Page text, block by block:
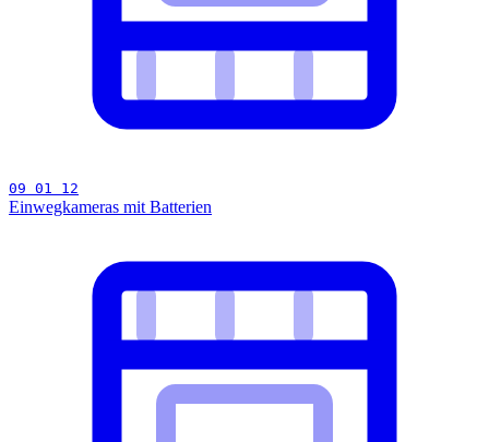
09 01 12
Einwegkameras mit Batterien